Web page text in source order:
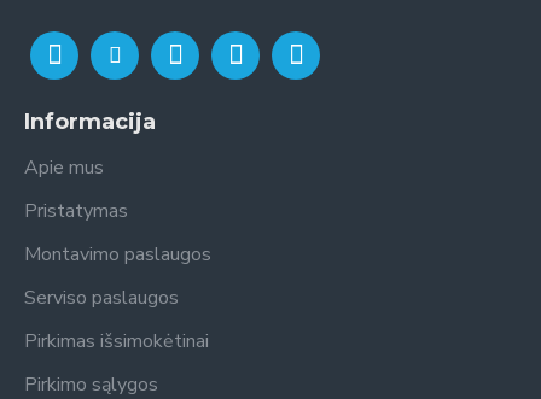
Informacija
Apie mus
Pristatymas
Montavimo paslaugos
Serviso paslaugos
Pirkimas išsimokėtinai
Pirkimo sąlygos